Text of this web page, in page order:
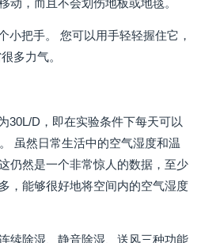
动，而且不会划伤地板或地毯。
小把手。 您可以用手轻轻握住它，
多力气。
30L/D，即在实验条件下每天可以
虽然日常生活中的空气湿度和温
仍然是一个非常惊人的数据，至少
，能够很好地将空间内的空气湿度
续除湿、静音除湿、送风三种功能